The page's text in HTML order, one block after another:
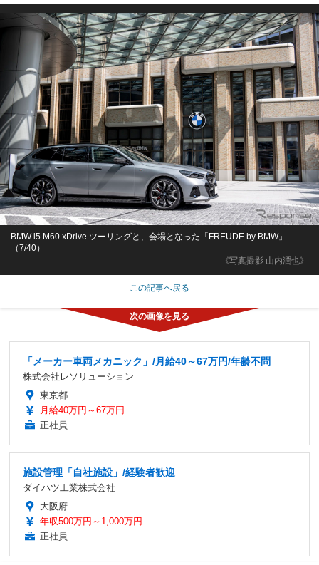
《写真撮影 山内潤也》
BMW i5 M60 xDrive ツーリングと、会場となった「FREUDE by BMW」
（7/40）
この記事へ戻る
「メーカー車両メカニック」/月給40～67万円/年齢不問
株式会社レソリューション
東京都
月給40万円～67万円
正社員
施設管理「自社施設」/経験者歓迎
ダイハツ工業株式会社
大阪府
年収500万円～1,000万円
正社員